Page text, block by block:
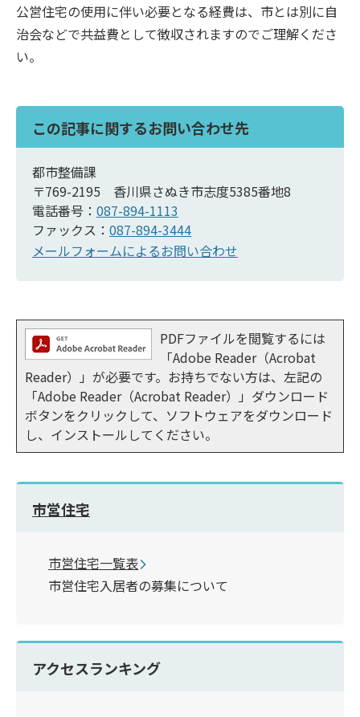
公営住宅の使用に伴い必要となる経費は、市とは別に自
治会などで共益費として徴収されますのでご理解くださ
い。
この記事に関するお問い合わせ先
都市整備課
〒769-2195 香川県さぬき市志度5385番地8
電話番号： 087-894-1113
ファックス： 087-894-3444
メールフォームによるお問い合わせ
PDFファイルを閲覧するには
「Adobe Reader（Acrobat
Reader）」が必要です。お持ちでない方は、左記の
「Adobe Reader（Acrobat Reader）」ダウンロード
ボタンをクリックして、ソフトウェアをダウンロード
し、インストールしてください。
市営住宅
市営住宅一覧表
市営住宅入居者の募集について
アクセスランキング